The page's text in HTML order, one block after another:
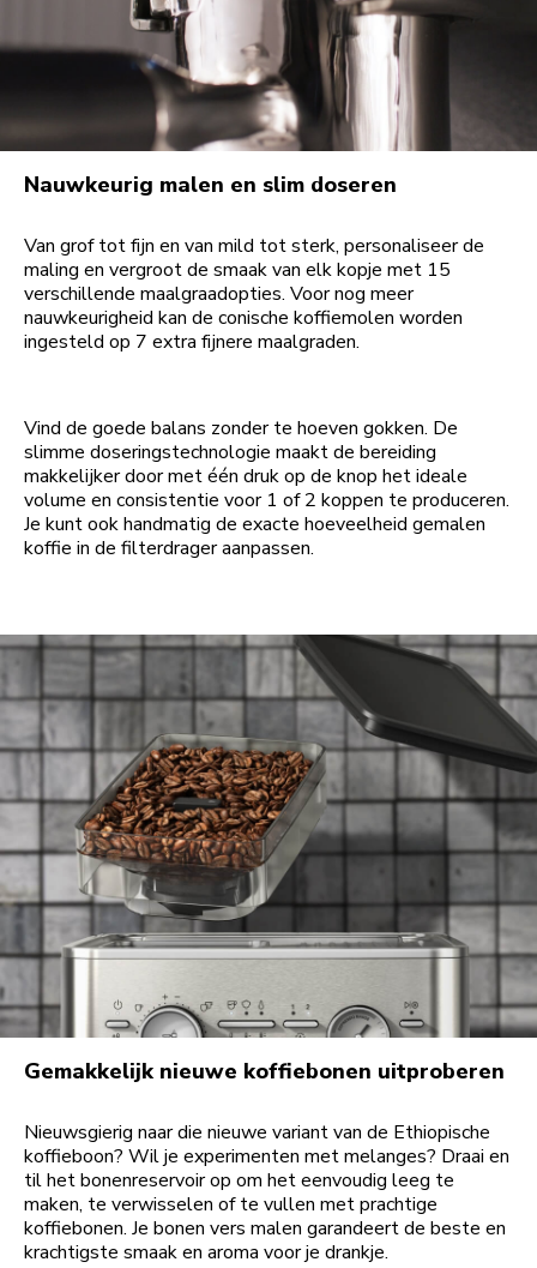
Nauwkeurig malen en slim doseren
Van grof tot fijn en van mild tot sterk, personaliseer de
maling en vergroot de smaak van elk kopje met 15
verschillende maalgraadopties. Voor nog meer
nauwkeurigheid kan de conische koffiemolen worden
ingesteld op 7 extra fijnere maalgraden.
Vind de goede balans zonder te hoeven gokken. De
slimme doseringstechnologie maakt de bereiding
makkelijker door met één druk op de knop het ideale
volume en consistentie voor 1 of 2 koppen te produceren.
Je kunt ook handmatig de exacte hoeveelheid gemalen
koffie in de filterdrager aanpassen.
Gemakkelijk nieuwe koffiebonen uitproberen
Nieuwsgierig naar die nieuwe variant van de Ethiopische
koffieboon? Wil je experimenten met melanges? Draai en
til het bonenreservoir op om het eenvoudig leeg te
maken, te verwisselen of te vullen met prachtige
koffiebonen. Je bonen vers malen garandeert de beste en
krachtigste smaak en aroma voor je drankje.